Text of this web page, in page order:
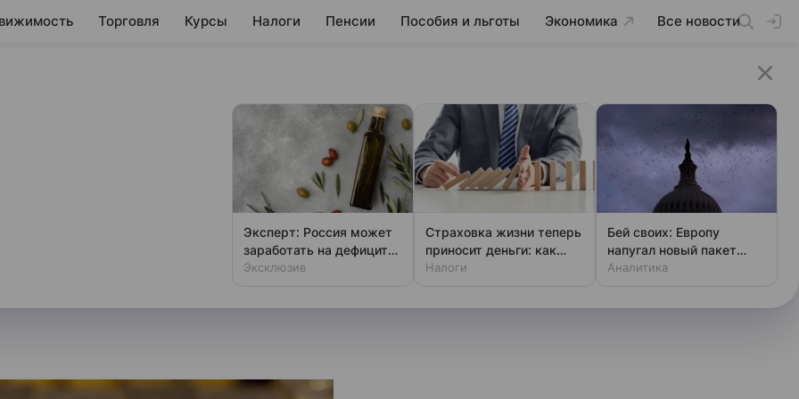
Торговля Курсы Налоги Пенсии Пособия и льготы Экономика Все новости
$3300
в июне на бирже
товарной биржи) впервые
Эксперт: Россия может
заработать на дефиците
оливкового масла
Эксклюзив
Страховка жизни теперь
приносит деньги: как
получить вычет
Налоги
Бей своих: Европу
напугал новый пакет
«адских санкций» США
Аналитика